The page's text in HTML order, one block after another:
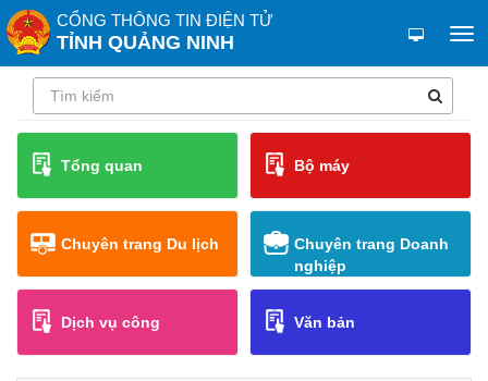
CỔNG THÔNG TIN ĐIỆN TỬ
TỈNH QUẢNG NINH
Tổng quan Bộ máy
Chuyên trang Du lịch
Chuyên trang Doanh
nghiệp
Dịch vụ công Văn bản